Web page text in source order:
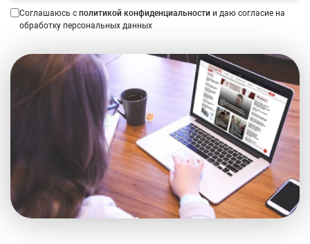
Соглашаюсь с политикой конфиденциальности и даю согласие на
обработку персональных данных